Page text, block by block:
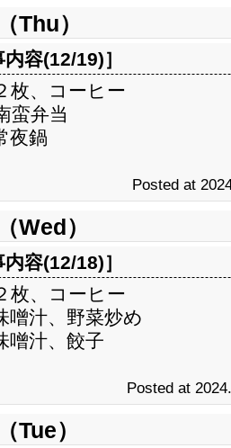
Thu）
内容(12/19)］
枚、コーヒー
蛮弁当
夜鍋
Posted at
Wed）
内容(12/18)］
枚、コーヒー
噌汁、野菜炒め
噌汁、餃子
Posted at
Tue）